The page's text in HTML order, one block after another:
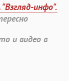
инфо".
и видео в